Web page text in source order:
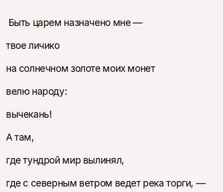
Быть царем назначено мне —
твое личико
на солнечном золоте моих монет
велю народу:
вычекань!
А там,
где тундрой мир вылинял,
где с северным ветром ведет река торги, —